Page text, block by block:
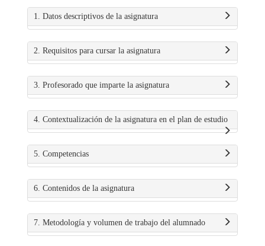
1. Datos descriptivos de la asignatura
2. Requisitos para cursar la asignatura
3. Profesorado que imparte la asignatura
4. Contextualización de la asignatura en el plan de estudio
5. Competencias
6. Contenidos de la asignatura
7. Metodología y volumen de trabajo del alumnado